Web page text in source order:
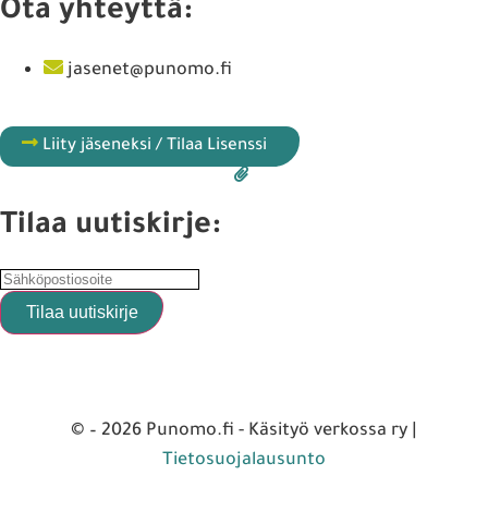
Ota yhteyttä:
jasenet@punomo.fi
Liity jäseneksi / Tilaa Lisenssi
Tilaa uutiskirje:
© – 2026 Punomo.fi - Käsityö verkossa ry |
Tietosuojalausunto